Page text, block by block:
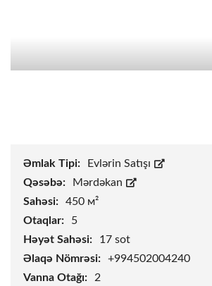
Əmlak Tipi:
Evlərin Satışı
Qəsəbə:
Mərdəkan
Sahəsi:
450 м²
Otaqlar:
5
Həyət Sahəsi:
17 sot
Əlaqə Nömrəsi:
+994502004240
Vanna Otağı:
2